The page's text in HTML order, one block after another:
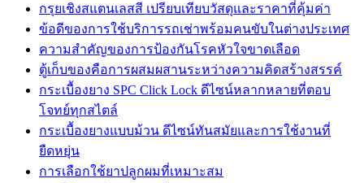
กรุยเชิงสแตนเลสสี เปรียบเทียบวัสดุและราคาที่คุ้มค่า
ข้อดีของการใช้บริการรถเช่าพร้อมคนขับในต่างประเทศ
ความสำคัญของการป้องกันโรคหัวใจขาดเลือด
ตู้เก็บของคือการผสมผสานระหว่างความคิดสร้างสรรค์
กระเบื้องยาง SPC Click Lock ดีไซน์หลากหลายที่ตอบ
โจทย์ทุกสไตล์
กระเบื้องยางแบบม้วน ดีไซน์ทันสมัยและการใช้งานที่
ยืดหยุ่น
การเลือกใช้ยาปลูกผมที่เหมาะสม